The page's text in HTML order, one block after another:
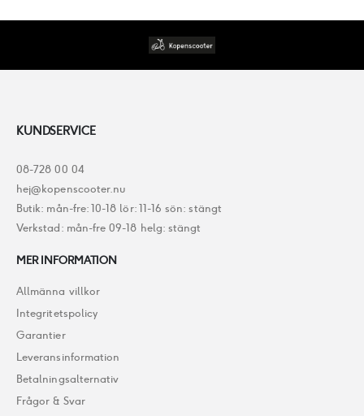
KUNDSERVICE
08-728 00 04
hej@kopenscooter.nu
Butik: mån-fre: 10-18 lör: 11-16 sön: stängt
Verkstad: mån-fre 09-18 helg: stängt
MER INFORMATION
Allmänna villkor
Integritetspolicy
Garantier
Leveransinformation
Betalningsalternativ
Frågor & Svar